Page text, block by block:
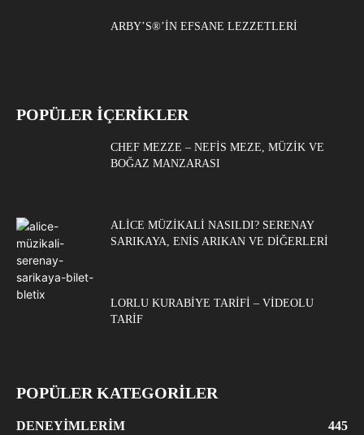
ARBY’S®’IN EFSANE LEZZETLERI
POPÜLER İÇERİKLER
CHEF MEZZE – NEFIS MEZE, MÜZIK VE
BOĞAZ MANZARASI
ALICE MÜZIKALI NASILDI? SERENAY
SARIKAYA, ENIS ARIKAN VE DIĞERLERI
LORLU KURABIYE TARIFI – VIDEOLU
TARIF
POPÜLER KATEGORİLER
DENEYIMLERIM
445